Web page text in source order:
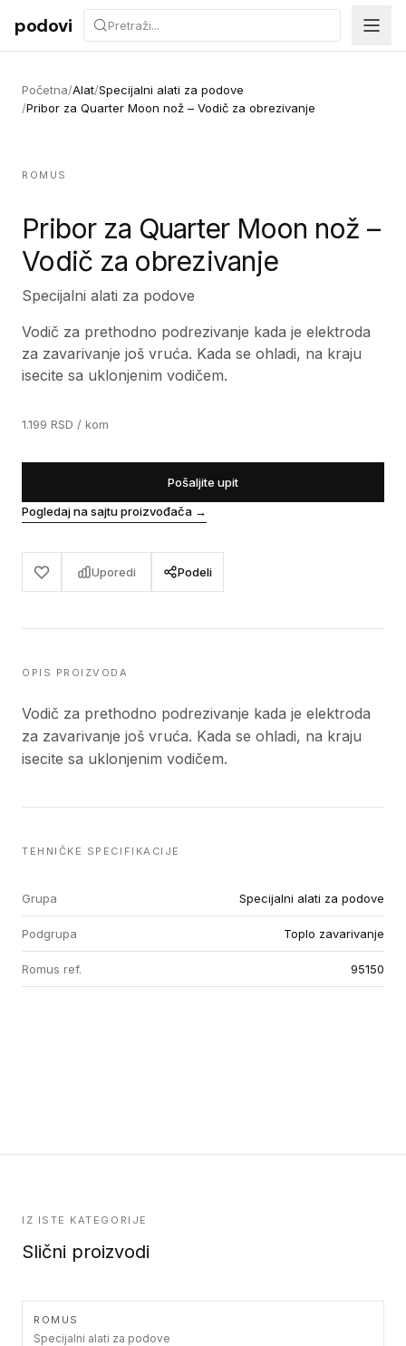
Preskoči na sadržaj
podovi
Početna/Alat/Specijalni alati za podove
/Pribor za Quarter Moon nož – Vodič za obrezivanje
ROMUS
Pribor za Quarter Moon nož –
Vodič za obrezivanje
Specijalni alati za podove
Vodič za prethodno podrezivanje kada je elektroda
za zavarivanje još vruća. Kada se ohladi, na kraju
isecite sa uklonjenim vodičem.
1.199 RSD / kom
Pošaljite upit
Pogledaj na sajtu proizvođača →
Uporedi Podeli
OPIS PROIZVODA
Vodič za prethodno podrezivanje kada je elektroda
za zavarivanje još vruća. Kada se ohladi, na kraju
isecite sa uklonjenim vodičem.
TEHNIČKE SPECIFIKACIJE
Grupa Specijalni alati za podove
Podgrupa Toplo zavarivanje
Romus ref. 95150
IZ ISTE KATEGORIJE
Slični proizvodi
ROMUS
Specijalni alati za podove